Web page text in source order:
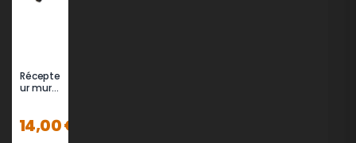
Récepte
ur mural
de
guidage
14,00 €